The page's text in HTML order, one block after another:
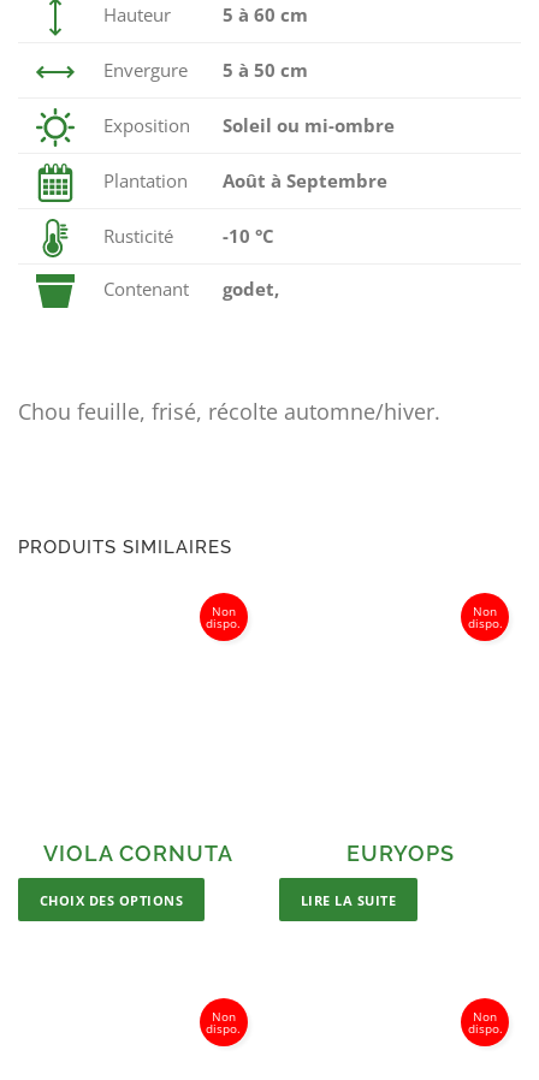
Hauteur 5 à 60 cm
Envergure 5 à 50 cm
Exposition Soleil ou mi-ombre
Plantation Août à Septembre
Rusticité -10 °C
Contenant godet,
Chou feuille, frisé, récolte automne/hiver.
PRODUITS SIMILAIRES
VIOLA CORNUTA
CHOIX DES OPTIONS
EURYOPS
LIRE LA SUITE